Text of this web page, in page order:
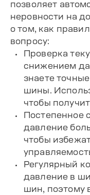
позволяет
неровности на
о том, как
вопросу:
Проверка
снижением
знаете
шины.
чтобы
Постепенное
давление
чтобы
Регулярный
давление в
шин, поэтому